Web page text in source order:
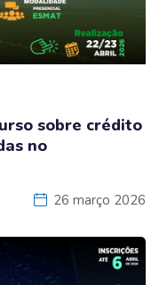
sobre crédito
no
26 março 2026